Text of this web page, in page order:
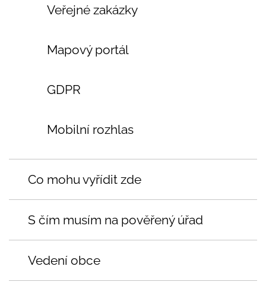
Veřejné zakázky
Mapový portál
GDPR
Mobilní rozhlas
Co mohu vyřídit zde
S čím musím na pověřený úřad
Vedení obce